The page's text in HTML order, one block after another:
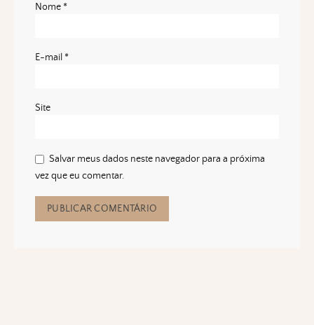
Nome *
E-mail *
Site
Salvar meus dados neste navegador para a próxima
vez que eu comentar.